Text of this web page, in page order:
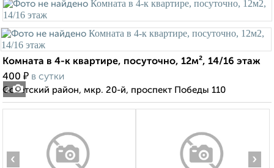
2
Комната в 4-к квартире, посуточно, 12м², 14/16 этаж
400 ₽ в сутки
Советский район, мкр. 20-й, проспект Победы 110
‹ ›